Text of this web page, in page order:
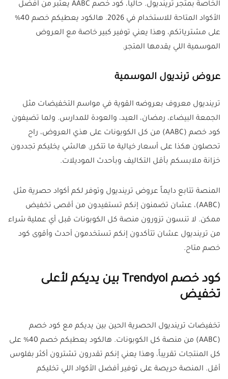
الخاصة بمتجر ترينديول. حالياً، كود خصم AABC يعتبر من أفضل
الأكواد المتاحة للاستخدام في 2026. هالكود يعطيكم خصم 40%
على مشترياتكم، وهذا يعني توفير كبير خاصة مع العروض
الموسمية اللي يقدمها المتجر.
عروض ترنديول الموسمية
ترينديول معروف بعروضه القوية في مواسم التخفيضات مثل
الجمعة البيضاء، رمضان، العيد، والعودة للمدارس. ولما تضيفون
كود خصم (AABC) من كل الكوبونات على هذي العروض، راح
تحصلون هكذا على أسعار خيالية ما تتكرر. هالشي يخليكم تجددون
خزانة ملابسكم بأقل التكاليف وبأحدث الموديلات.
المنصة تتابع دايماً عروض ترينديول وتوفر لكم أكواد حصرية مثل
(AABC)، عشان تضمنون إنكم تستفيدون من أقصى تخفيض
ممكن. لا تنسون تزورون منصة كل الكوبونات قبل أي عملية شراء
من ترينديول عشان تتأكدون إنكم تستخدمون أحدث وأقوى كود
خصم متاح.
كود خصم Trendyol بين يديكم لأعلى
تخفيض
تخفيضات ترينديول الحصرية الحين بين يديكم مع كود خصم
(AABC) من منصة كل الكوبونات. هالكود يعطيكم خصم 40% على
كل المنتجات تقريباً، وهذا يعني إنكم تقدرون تشترون أكثر بفلوس
أقل. المنصة حريصة على توفير أفضل الأكواد اللي تخليكم